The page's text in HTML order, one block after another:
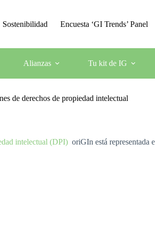
Sostenibilidad Encuesta ‘GI Trends’ Panel
Alianzas Tu kit de IG
de derechos de propiedad intelectual
intelectual (DPI) oriGIn está representada